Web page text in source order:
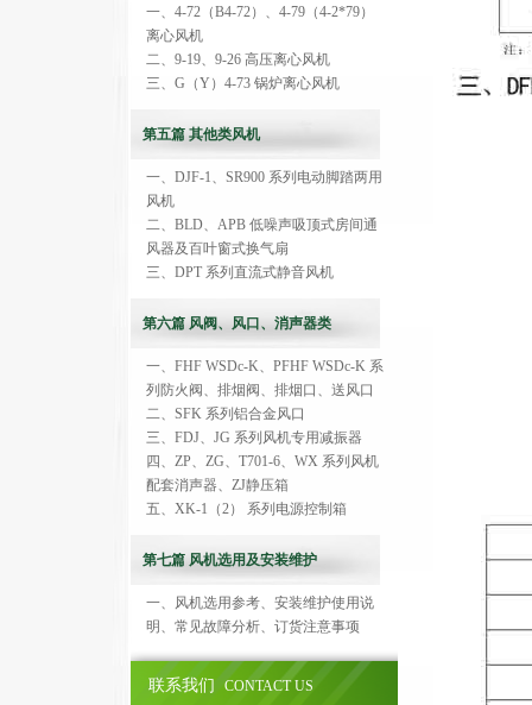
一、4-72（B4-72）、4-79（4-2*79）
离心风机
二、9-19、9-26 高压离心风机
三、G（Y）4-73 锅炉离心风机
第五篇 其他类风机
一、DJF-1、SR900 系列电动脚踏两用
风机
二、BLD、APB 低噪声吸顶式房间通
风器及百叶窗式换气扇
三、DPT 系列直流式静音风机
第六篇 风阀、风口、消声器类
一、FHF WSDc-K、PFHF WSDc-K 系
列防火阀、排烟阀、排烟口、送风口
二、SFK 系列铝合金风口
三、FDJ、JG 系列风机专用减振器
四、ZP、ZG、T701-6、WX 系列风机
配套消声器、ZJ静压箱
五、XK-1（2） 系列电源控制箱
第七篇 风机选用及安装维护
一、风机选用参考、安装维护使用说
明、常见故障分析、订货注意事项
联系我们CONTACT US